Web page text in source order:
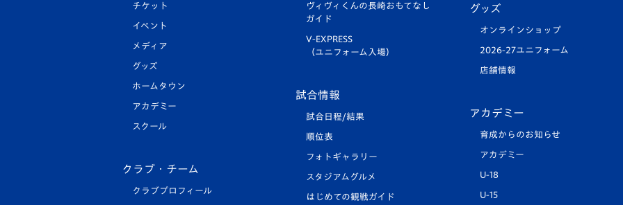
チケット
イベント
メディア
グッズ
ホームタウン
アカデミー
スクール
クラブ・チーム
クラブプロフィール
ヴィヴィくんの長崎おもてなし
ガイド
V-EXPRESS
（ユニフォーム入場）
試合情報
試合日程/結果
順位表
フォトギャラリー
スタジアムグルメ
はじめての観戦ガイド
グッズ
オンラインショップ
2026-27ユニフォーム
店舗情報
アカデミー
育成からのお知らせ
アカデミー
U-18
U-15